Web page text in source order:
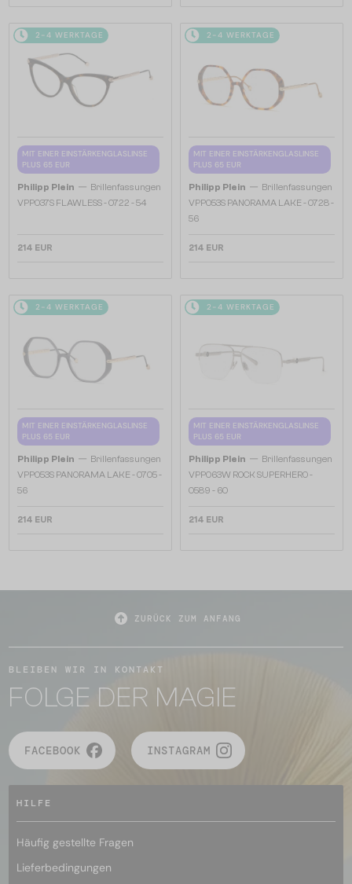
2-4 WERKTAGE
MIT EINER EINSTÄRKENGLASLINSE
PLUS 65 EUR
Philipp Plein — Brillenfassungen
VPP037S FLAWLESS - 0722 - 54
214 EUR
2-4 WERKTAGE
MIT EINER EINSTÄRKENGLASLINSE
PLUS 65 EUR
Philipp Plein — Brillenfassungen
VPP053S PANORAMA LAKE - 0728 -
56
214 EUR
2-4 WERKTAGE
MIT EINER EINSTÄRKENGLASLINSE
PLUS 65 EUR
Philipp Plein — Brillenfassungen
VPP053S PANORAMA LAKE - 0705 -
56
214 EUR
2-4 WERKTAGE
MIT EINER EINSTÄRKENGLASLINSE
PLUS 65 EUR
Philipp Plein — Brillenfassungen
VPP063W ROCK SUPERHERO -
0589 - 60
214 EUR
ZURÜCK ZUM ANFANG
BLEIBEN WIR IN KONTAKT
FOLGE DER MAGIE
FACEBOOK INSTAGRAM
HILFE
Häufig gestellte Fragen
Lieferbedingungen